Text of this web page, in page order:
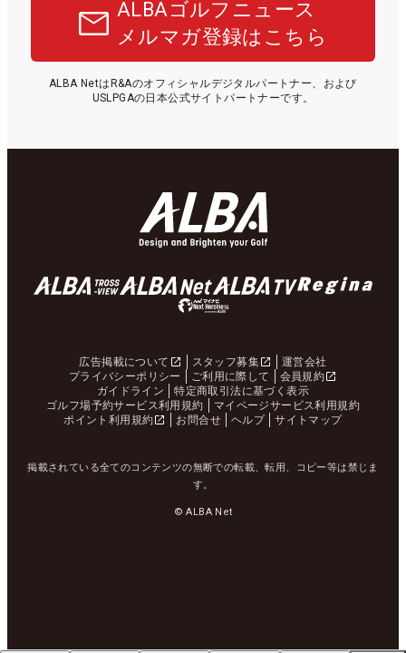
ALBAゴルフニュース
メルマガ登録はこちら
ALBA NetはR&Aのオフィシャルデジタルパートナー、および
USLPGAの日本公式サイトパートナーです。
広告掲載について スタッフ募集
運営会社
プライバシーポリシー
ご利用に際して
会員規約
ガイドライン
特定商取引法に基づく表示
ゴルフ場予約サービス利用規約
マイページサービス利用規約
ポイント利用規約
お問合せ ヘルプ サイトマップ
掲載されている全てのコンテンツの無断での転載、転用、コピー等は禁じま
す。
© ALBA Net